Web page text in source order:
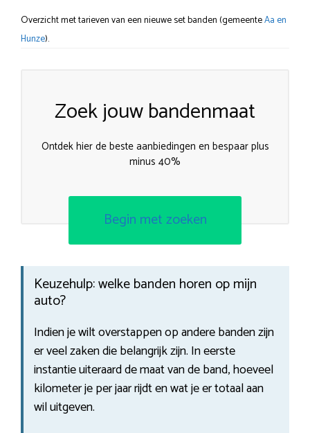
Overzicht met tarieven van een nieuwe set banden (gemeenteAa en
Hunze).
Zoek jouw bandenmaat
Ontdek hier de beste aanbiedingen en bespaar plus
minus 40%
Begin met zoeken
Keuzehulp: welke banden horen op mijn
auto?
Indien je wilt overstappen op andere banden zijn
er veel zaken die belangrijk zijn. In eerste
instantie uiteraard de maat van de band, hoeveel
kilometer je per jaar rijdt en wat je er totaal aan
wil uitgeven.